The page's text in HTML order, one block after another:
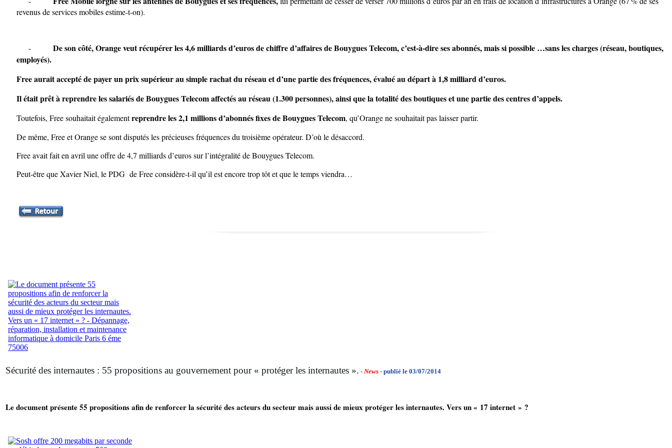
revenus de services mobiles estime-t-on).
-
De son côté, Orange veut récupérer les 4,6 milliards d’euros de chiffre d’affaires de Bouygues Telecom, c’est-à-dire ses abonnés, mais si possible …sans les charges (réseau, boutiques,
employés).
Free aurait accepté de payer un prix supérieur au simple rachat du réseau et d’une partie des fréquences, évalué au départ à 1,8 milliard d’euros.
Il était prêt àreprendre les salariés de Bouygues Telecom affectés au réseau (1.300 personnes), ainsi que latotalité des boutiqueset une partie des centres d’appels.
Toutefois, Free souhaitait égalementreprendre les 2,1 millions d’abonnés fixes de Bouygues Telecom, qu’Orange ne souhaitait pas laisser partir.
De même, Free et Orange se sont disputés les précieuses fréquences du troisième opérateur. D’où le désaccord.
Free avait fait en avril une offre de 4,7 milliards d’euros sur l’intégralité de Bouygues Telecom.
Peut-être que Xavier Niel, le PDG de Free considère-t-il qu’il est encore trop tôt et que le temps viendra…
Sécurité des internautes : 55 propositions au gouvernement pour « protéger les internautes ». - News - publié le 03/07/2014
Le document présente 55 propositions afin de renforcer la sécurité des acteurs du secteur mais aussi de mieux protéger les internautes. Vers un « 17 internet » ?